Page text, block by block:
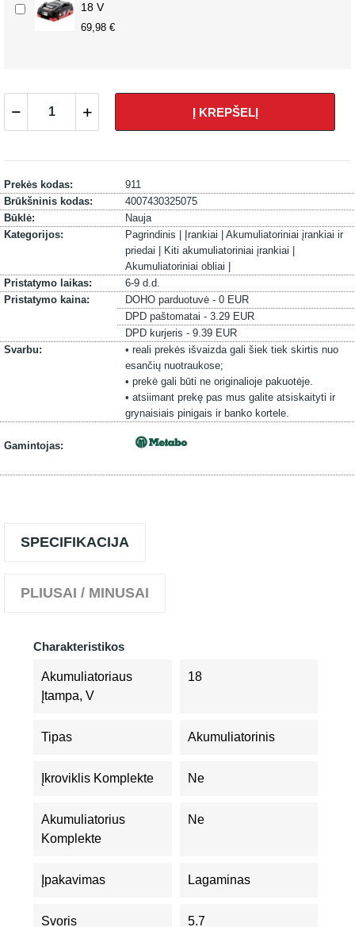
18 V
69,98 €
Į KREPŠELĮ
Prekės kodas:
911
Brūkšninis kodas:
4007430325075
Būklė:
Nauja
Kategorijos:
Pagrindinis | Įrankiai | Akumuliatoriniai įrankiai ir
priedai |
Kiti akumuliatoriniai įrankiai |
Akumuliatoriniai obliai |
Pristatymo laikas:
6-9 d.d.
Pristatymo kaina:
DOHO parduotuvė - 0 EUR
DPD paštomatai - 3.29 EUR
DPD kurjeris - 9.39 EUR
Svarbu:
• reali prekės išvaizda gali šiek tiek skirtis nuo
esančių nuotraukose;
• prekė gali būti ne originalioje pakuotėje.
• atsiimant prekę pas mus galite atsiskaityti ir
grynaisiais pinigais ir banko kortele.
Gamintojas:
SPECIFIKACIJA
PLIUSAI / MINUSAI
Charakteristikos
Akumuliatoriaus
Įtampa, V
18
Tipas Akumuliatorinis
Įkroviklis Komplekte Ne
Akumuliatorius
Komplekte
Ne
Įpakavimas Lagaminas
Svoris 5.7